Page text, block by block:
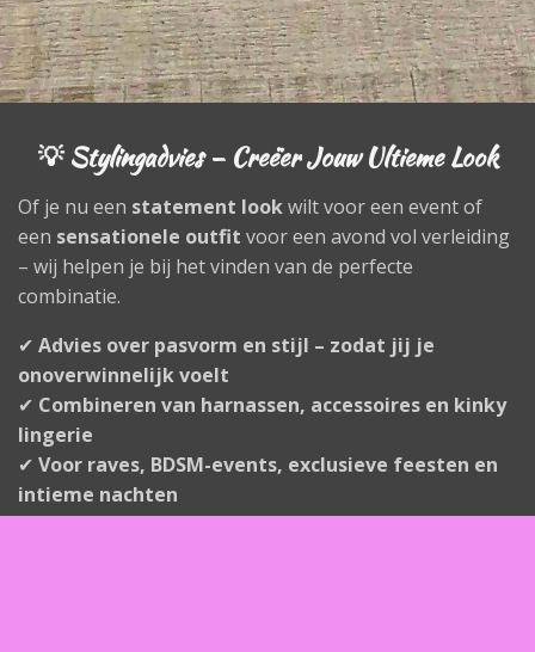
💡 Stylingadvies – Creëer Jouw Ultieme Look
Of je nu een statement lookwilt voor een event of
een sensationele outfit voor een avond vol verleiding
– wij helpen je bij het vinden van de perfecte
combinatie.
✔ Advies over pasvorm en stijl – zodat jij je
onoverwinnelijk voelt
✔ Combineren van harnassen, accessoires en kinky
lingerie
✔ Voor raves, BDSM-events, exclusieve feesten en
intieme nachten